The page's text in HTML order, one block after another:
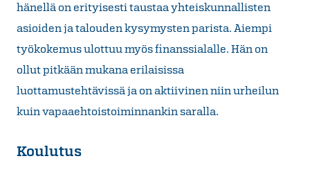
hänellä on erityisesti taustaa yhteiskunnallisten
asioiden ja talouden kysymysten parista. Aiempi
työkokemus ulottuu myös finanssialalle. Hän on
ollut pitkään mukana erilaisissa
luottamustehtävissä ja on aktiivinen niin urheilun
kuin vapaaehtoistoiminnankin saralla.
Koulutus